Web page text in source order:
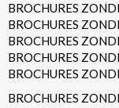
BROCHURES
BROCHURES
BROCHURES
BROCHURES
BROCHURES
BROCHURES